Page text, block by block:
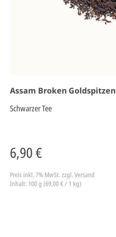
Assam Broken Goldspitzen
Schwarzer Tee
6,90 €
Preis inkl. 7% MwSt. zzgl. Versand
Inhalt: 100 g (69,00 € / 1 kg)